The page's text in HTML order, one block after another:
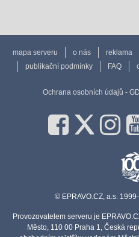
mapa serveru o nás reklama
publikační podmínky
FAQ
Ochrana osobních údajů -
© EPRAVO.CZ, a.s.
Provozovatelem serveru je
Město, 110 00 Praha 1, Česká